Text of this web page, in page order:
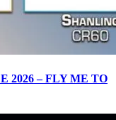
2026 – FLY ME TO